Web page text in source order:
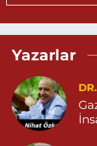
04823812323
Aksoy
KAPLAN MAH.
0 (482) 503 01
Yazarlar